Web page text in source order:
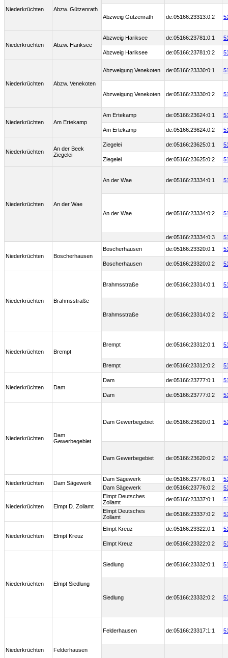
Niederkrüchten Abzw. Gützenrath
Abzweig Gützenrath de:05166:23313:0:2
Niederkrüchten Abzw. Hariksee
Abzweig Hariksee de:05166:23781:0:1
Abzweig Hariksee de:05166:23781:0:2
Niederkrüchten Abzw. Venekoten
Abzweigung Venekoten de:05166:23330:0:1
Abzweigung Venekoten de:05166:23330:0:2
Niederkrüchten Am Ertekamp
Am Ertekamp de:05166:23624:0:1
Am Ertekamp de:05166:23624:0:2
Niederkrüchten
An der Beek
Ziegelei
Ziegelei de:05166:23625:0:1
Ziegelei de:05166:23625:0:2
Niederkrüchten An der Wae
An der Wae de:05166:23334:0:1
An der Wae de:05166:23334:0:2
de:05166:23334:0:3
Niederkrüchten Boscherhausen
Boscherhausen de:05166:23320:0:1
Boscherhausen de:05166:23320:0:2
Niederkrüchten Brahmsstraße
Brahmsstraße de:05166:23314:0:1
Brahmsstraße de:05166:23314:0:2
Niederkrüchten Brempt
Brempt de:05166:23312:0:1
Brempt de:05166:23312:0:2
Niederkrüchten Dam
Dam de:05166:23777:0:1
Dam de:05166:23777:0:2
Niederkrüchten
Dam
Gewerbegebiet
Dam Gewerbegebiet de:05166:23620:0:1
Dam Gewerbegebiet de:05166:23620:0:2
Niederkrüchten Dam Sägewerk
Dam Sägewerk de:05166:23776:0:1
Dam Sägewerk
de:05166:23776:0:2
Niederkrüchten Elmpt D. Zollamt
Elmpt Deutsches
Zollamt
de:05166:23337:0:1
Elmpt Deutsches
Zollamt
de:05166:23337:0:2
Niederkrüchten Elmpt Kreuz
Elmpt Kreuz de:05166:23322:0:1
Elmpt Kreuz de:05166:23322:0:2
Niederkrüchten Elmpt Siedlung
Siedlung de:05166:23332:0:1
Siedlung de:05166:23332:0:2
Niederkrüchten Felderhausen
Felderhausen de:05166:23317:1:1